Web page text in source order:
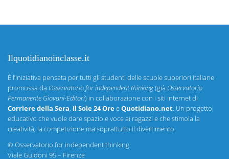
Ilquotidianoinclasse.it
È l’iniziativa pensata per tutti gli studenti delle scuole superiori italiane
promossa da Osservatorio for independent thinking(già Osservatorio
Permanente Giovani-Editori) in collaborazione con i siti internet di
Corriere della Sera, Il Sole 24 OreeQuotidiano.net. Un progetto
educativo che vuole dare spazio e voce ai ragazzi e che stimola la
creatività, la competizione ma soprattutto il divertimento.
©Osservatorio for independent thinking
Viale Guidoni 95 – Firenze